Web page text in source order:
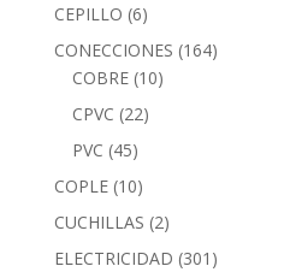
CEPILLO (6)
CONECCIONES (164)
COBRE (10)
CPVC (22)
PVC (45)
COPLE (10)
CUCHILLAS (2)
ELECTRICIDAD (301)